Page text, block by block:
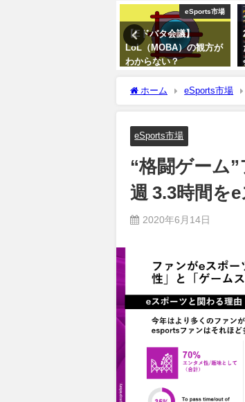
eSports市場
【Eドバタ会議】
LoL（MOBA）の観方が
わからない？
ホーム eSports市場
eSports市場
“格闘ゲーム”
週 3.3時間を
2020年6月14日